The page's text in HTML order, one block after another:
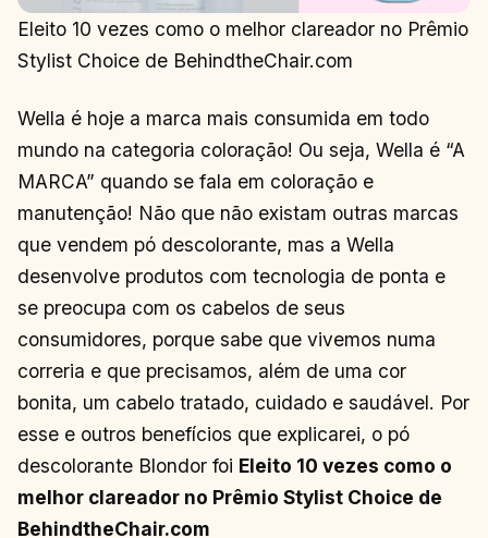
Eleito 10 vezes como o melhor clareador no Prêmio
Stylist Choice de BehindtheChair.com
Wella é hoje a marca mais consumida em todo
mundo na categoria coloração! Ou seja, Wella é “A
MARCA” quando se fala em coloração e
manutenção! Não que não existam outras marcas
que vendem pó descolorante, mas a Wella
desenvolve produtos com tecnologia de ponta e
se preocupa com os cabelos de seus
consumidores, porque sabe que vivemos numa
correria e que precisamos, além de uma cor
bonita, um cabelo tratado, cuidado e saudável. Por
esse e outros benefícios que explicarei, o pó
descolorante Blondor foi Eleito 10 vezes como o
melhor clareador no Prêmio Stylist Choice de
BehindtheChair.com